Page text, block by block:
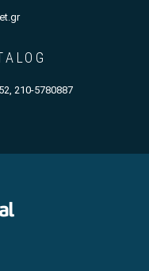
, 210-5780887